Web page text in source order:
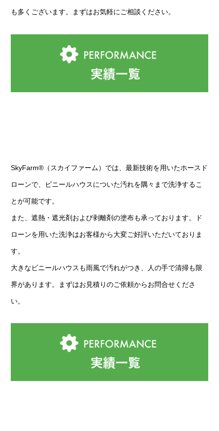
も多くございます。まずはお気軽にご相談ください。
SkyFarm®（スカイファーム）では、最新技術を用いたホースド
ローンで、ビニールハウスについた汚れを隅々まで洗浄するこ
とが可能です。
また、遮熱・遮光剤および剥離剤の塗布も承っております。ド
ローンを用いた洗浄はお客様から大変ご好評いただいておりま
す。
大きなビニールハウスも雨風で汚れがつき、人の手で清掃も限
界があります。まずはお見積りのご依頼からお問合せくださ
い。